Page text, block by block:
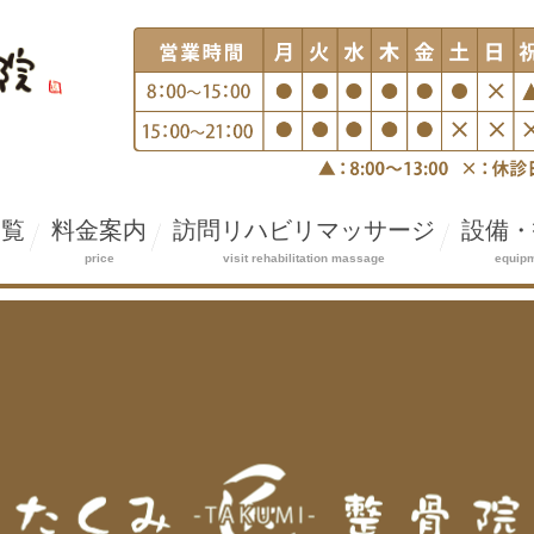
料金案内
price
訪問リハビリマッサージ
visit rehabilitation massage
設備